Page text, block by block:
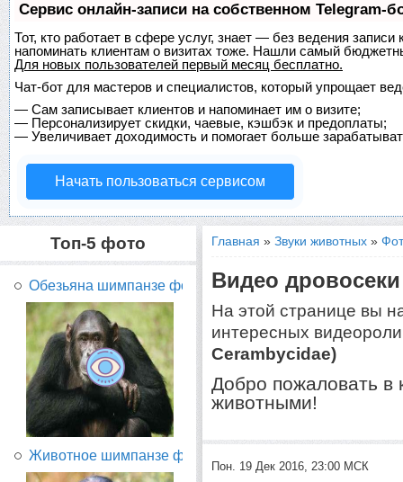
Сервис онлайн-записи на собственном Telegram-
Тот, кто работает в сфере услуг, знает — без ведения
напоминать клиентам о визитах тоже. Нашли самый
Для новых пользователей первый месяц бесплатно.
Чат-бот для мастеров и специалистов, который упрощает
— Сам записывает клиентов и напоминает им о визите;
— Персонализирует скидки, чаевые, кэшбэк и предоплаты;
— Увеличивает доходимость и помогает больше
Начать пользоваться сервисом
Топ-5 фото
Обезьяна шимпанзе фото...
Животное шимпанзе фото...
Главная »Звуки животных »
Видео дровосеки
На этой странице вы
интересных
Cerambycidae)
Добро пожаловать в
животными!
Пон. 19 Дек 2016, 23:00 МСК